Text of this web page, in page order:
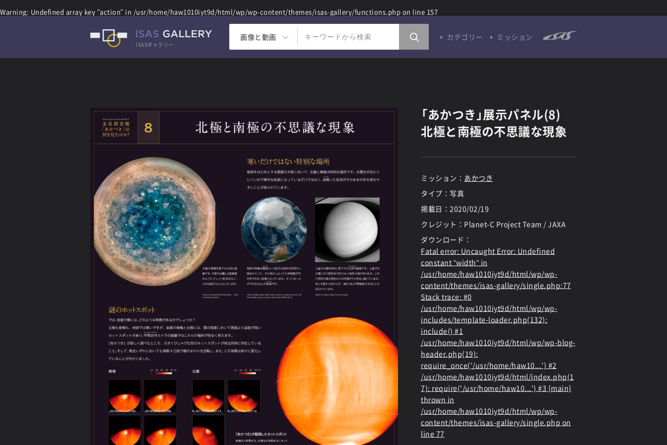
Warning: Undefined array key "action" in /usr/home/haw1010iyt9d/html/wp/wp-content/themes/isas-gallery/functions.php on line 157
ISASギャラリー
画像と動画 カテゴリー ミッション
「あかつき」展示パネル(8)
北極と南極の不思議な現象
ミッション： あかつき
タイプ：写真
掲載日： 2020/02/19
クレジット：Planet-C Project Team / JAXA
ダウンロード：
Fatal error: Uncaught Error: Undefined
constant "width" in
/usr/home/haw1010iyt9d/html/wp/wp-
content/themes/isas-gallery/single.php:77
Stack trace: #0
/usr/home/haw1010iyt9d/html/wp/wp-
includes/template-loader.php(132):
include() #1
/usr/home/haw1010iyt9d/html/wp/wp-blog-
header.php(19):
require_once('/usr/home/haw10...') #2
/usr/home/haw1010iyt9d/html/index.php(1
7): require('/usr/home/haw10...') #3 {main}
thrown in
/usr/home/haw1010iyt9d/html/wp/wp-
content/themes/isas-gallery/single.php on
line 77